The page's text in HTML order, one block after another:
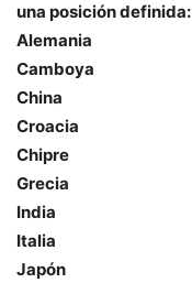
una posición definida:
Alemania
Camboya
China
Croacia
Chipre
Grecia
India
Italia
Japón